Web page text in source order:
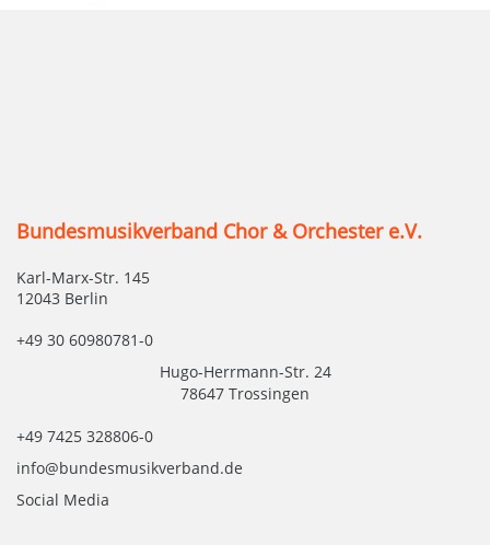
Bundesmusikverband Chor & Orchester e.V.
Karl-Marx-Str. 145
12043 Berlin
+49 30 60980781-0
Hugo-Herrmann-Str. 24
78647 Trossingen
+49 7425 328806-0
info@bundesmusikverband.de
Social Media